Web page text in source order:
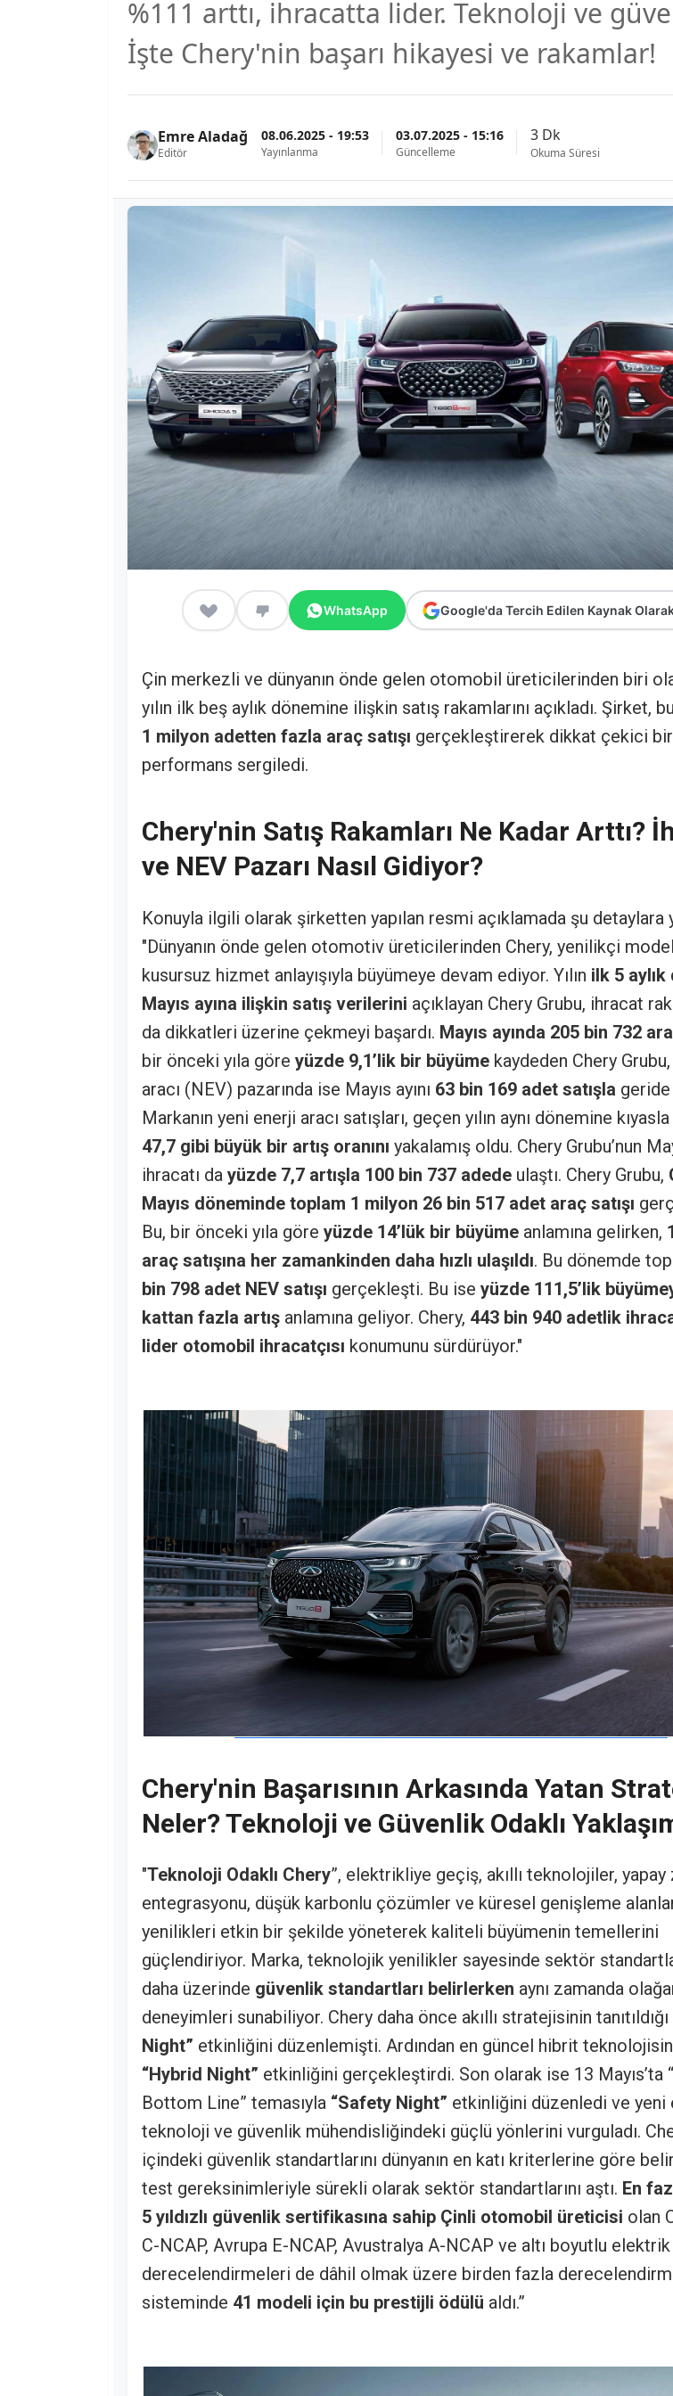
%111 arttı, ihracatta lider. Teknoloji ve
İşte Chery'nin başarı hikayesi ve rakamlar!
Emre Aladağ
Editör
08.06.2025 - 19:53
Yayınlanma
03.07.2025 - 15:16
Güncelleme
3 Dk
Okuma Süresi
WhatsApp Google'da Tercih Edilen Kaynak
Çin merkezli ve dünyanın önde gelen otomobil üreticilerinden biri
yılın ilk beş aylık dönemine ilişkin satış rakamlarını açıkladı. Şirket,
1 milyon adetten fazla araç satışı gerçekleştirerek dikkat çekici bir
performans sergiledi.
Chery'nin Satış Rakamları Ne Kadar Arttı?
ve NEV Pazarı Nasıl Gidiyor?
Konuyla ilgili olarak şirketten yapılan resmi açıklamada şu detaylara
"Dünyanın önde gelen otomotiv üreticilerinden Chery, yenilikçi
kusursuz hizmet anlayışıyla büyümeye devam ediyor. Yılın ilk 5
Mayıs ayına ilişkin satış verilerini açıklayan Chery Grubu, ihracat
da dikkatleri üzerine çekmeyi başardı. Mayıs ayında 205 bin 732
bir önceki yıla göre yüzde 9,1’lik bir büyüme kaydeden Chery
aracı (NEV) pazarında ise Mayıs ayını 63 bin 169 adet satışla geride
Markanın yeni enerji aracı satışları, geçen yılın aynı dönemine kıyasla
47,7 gibi büyük bir artış oranını yakalamış oldu. Chery Grubu’nun
ihracatı da yüzde 7,7 artışla 100 bin 737 adede ulaştı. Chery Grubu,
Mayıs döneminde toplam 1 milyon 26 bin 517 adet araç satışı
Bu, bir önceki yıla göre yüzde 14’lük bir büyüme anlamına gelirken,
araç satışına her zamankinden daha hızlı ulaşıldı. Bu dönemde
bin 798 adet NEV satışı gerçekleşti. Bu ise yüzde 111,5’lik
kattan fazla artış anlamına geliyor. Chery, 443 bin 940 adetlik
lider otomobil ihracatçısı konumunu sürdürüyor."
Chery'nin Başarısının Arkasında Yatan
Neler? Teknoloji ve Güvenlik Odaklı
"Teknoloji Odaklı Chery”, elektrikliye geçiş, akıllı teknolojiler, yapay
entegrasyonu, düşük karbonlu çözümler ve küresel genişleme
yenilikleri etkin bir şekilde yöneterek kaliteli büyümenin temellerini
güçlendiriyor. Marka, teknolojik yenilikler sayesinde sektör
daha üzerinde güvenlik standartları belirlerken aynı zamanda
deneyimleri sunabiliyor. Chery daha önce akıllı stratejisinin tanıtıldığı
Night” etkinliğini düzenlemişti. Ardından en güncel hibrit teknolojisini
“Hybrid Night” etkinliğini gerçekleştirdi. Son olarak ise 13 Mayıs’ta
Bottom Line” temasıyla “Safety Night” etkinliğini düzenledi ve yeni
teknoloji ve güvenlik mühendisliğindeki güçlü yönlerini vurguladı.
içindeki güvenlik standartlarını dünyanın en katı kriterlerine göre
test gereksinimleriyle sürekli olarak sektör standartlarını aştı. En
5 yıldızlı güvenlik sertifikasına sahip Çinli otomobil üreticisi olan
C-NCAP, Avrupa E-NCAP, Avustralya A-NCAP ve altı boyutlu
derecelendirmeleri de dâhil olmak üzere birden fazla
sisteminde 41 modeli için bu prestijli ödülü aldı.”